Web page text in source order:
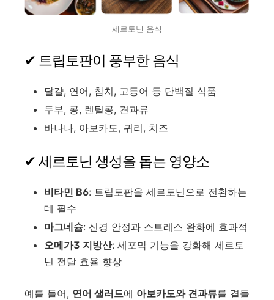
세르토닌 음식
✔ 트립토판이 풍부한 음식
달걀, 연어, 참치, 고등어 등 단백질 식품
두부, 콩, 렌틸콩, 견과류
바나나, 아보카도, 귀리, 치즈
✔ 세르토닌 생성을 돕는 영양소
비타민 B6: 트립토판을 세르토닌으로 전환하는
데 필수
마그네슘: 신경 안정과 스트레스 완화에 효과적
오메가3 지방산: 세포막 기능을 강화해 세르토
닌 전달 효율 향상
예를 들어, 연어 샐러드에 아보카도와 견과류를 곁들